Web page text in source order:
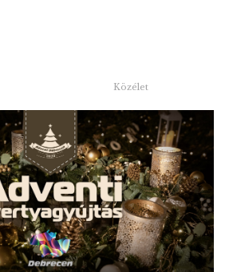
Közélet